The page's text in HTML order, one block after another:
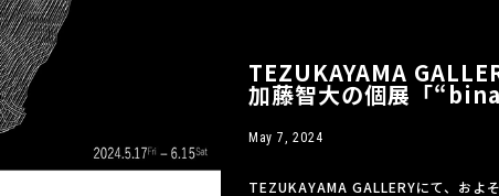
TEZUKAYAMA
加藤智大の個展「
May 7, 2024
TEZUKAYAMA GALLERYにて、お